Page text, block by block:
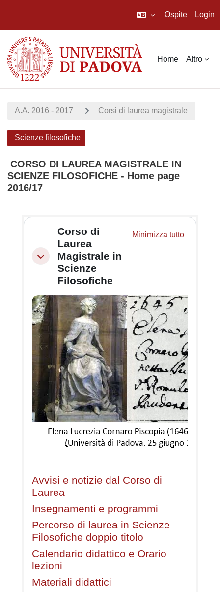
Ospite Login
Home Altro
A.A. 2016 - 2017 Corsi di laurea magistrale
Scienze filosofiche
CORSO DI LAUREA MAGISTRALE IN
SCIENZE FILOSOFICHE - Home page
2016/17
Schema della sezione
Minimizza
Corso di
Laurea
Magistrale in
Scienze
Filosofiche
Minimizza tutto
Avvisi e notizie dal Corso di
Laurea
Insegnamenti e programmi
Percorso di laurea in Scienze
Filosofiche doppio titolo
Calendario didattico e Orario
lezioni
Materiali didattici